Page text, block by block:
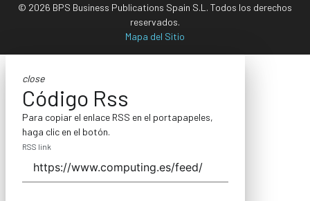
© 2026 BPS Business Publications Spain S.L. Todos los derechos
reservados.
Mapa del Sitio
close
Código Rss
Para copiar el enlace RSS en el portapapeles,
haga clic en el botón.
RSS link